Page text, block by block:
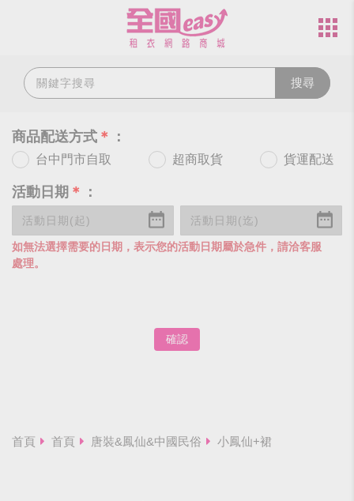
搜尋
商品配送方式 ＊ ：
台中門市自取 超商取貨 貨運配送
活動日期 ＊ ：
如無法選擇需要的日期，表示您的活動日期屬於急件，請洽客服
處理。
確認
首頁 首頁 唐裝&鳳仙&中國民俗 小鳳仙+裙